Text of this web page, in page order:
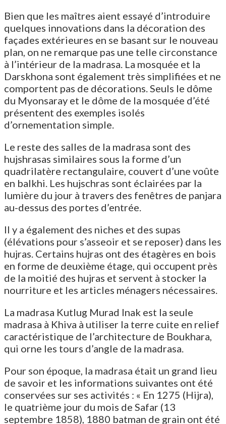
Bien que les maîtres aient essayé d’introduire
quelques innovations dans la décoration des
façades extérieures en se basant sur le nouveau
plan, on ne remarque pas une telle circonstance
à l’intérieur de la madrasa. La mosquée et la
Darskhona sont également très simplifiées et ne
comportent pas de décorations. Seuls le dôme
du Myonsaray et le dôme de la mosquée d’été
présentent des exemples isolés
d’ornementation simple.
Le reste des salles de la madrasa sont des
hujshrasas similaires sous la forme d’un
quadrilatère rectangulaire, couvert d’une voûte
en balkhi. Les hujschras sont éclairées par la
lumière du jour à travers des fenêtres de panjara
au-dessus des portes d’entrée.
Il y a également des niches et des supas
(élévations pour s’asseoir et se reposer) dans les
hujras. Certains hujras ont des étagères en bois
en forme de deuxième étage, qui occupent près
de la moitié des hujras et servent à stocker la
nourriture et les articles ménagers nécessaires.
La madrasa Kutlug Murad Inak est la seule
madrasa à Khiva à utiliser la terre cuite en relief
caractéristique de l’architecture de Boukhara,
qui orne les tours d’angle de la madrasa.
Pour son époque, la madrasa était un grand lieu
de savoir et les informations suivantes ont été
conservées sur ses activités : « En 1275 (Hijra),
le quatrième jour du mois de Safar (13
septembre 1858), 1880 batman de grain ont été